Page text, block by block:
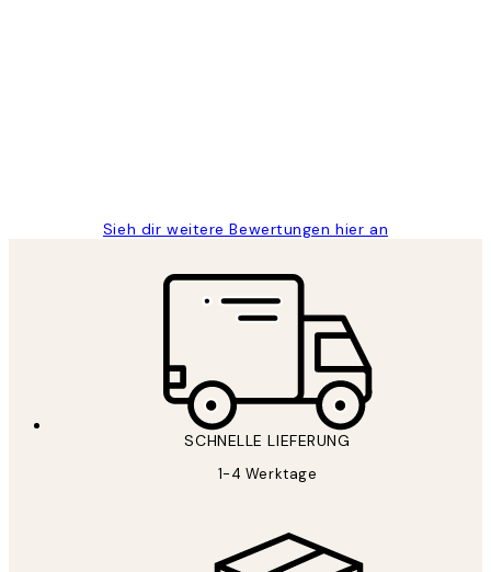
Sieh dir weitere Bewertungen hier an
SCHNELLE LIEFERUNG
1-4 Werktage